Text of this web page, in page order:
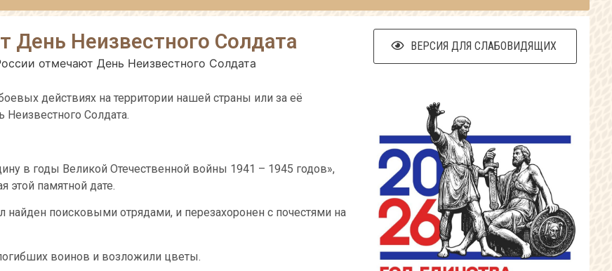
День Неизвестного Солдата
отмечают День Неизвестного Солдата
действиях на территории нашей страны или за её
Солдата.
в годы Великой Отечественной войны 1941 – 1945 годов»,
этой памятной дате.
поисковыми отрядами, и перезахоронен с почестями на
воинов и возложили цветы.
ВЕРСИЯ ДЛЯ СЛАБОВИДЯЩИХ